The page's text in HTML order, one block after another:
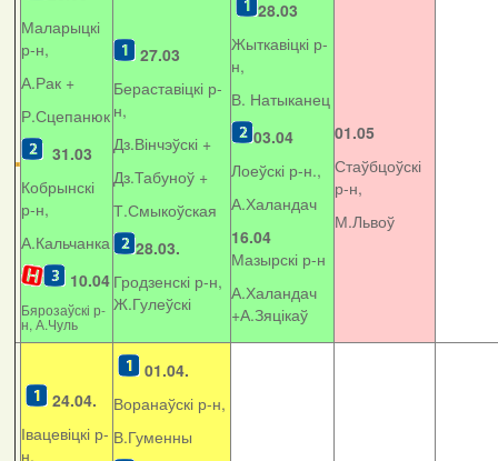
Маларыцкі
р-н,
А.Рак +
Р.Сцепанюк
31.03
Кобрынскі
р-н,
А.Кальчанка
10.04
Бярозаўскі р-
н, А.Чуль
27.03
Бераставіцкі р-
н,
Дз.Вінчэўскі +
Дз.Табуноў +
Т.Смыкоўская
28.03.
Гродзенскі р-н,
Ж.Гулеўскі
28.03
Жыткавіцкі р-
н,
В. Натыканец
03.04
Лоеўскі р-н.,
А.Халандач
16.04
Мазырскі р-н
А.Халандач
+А.Зяцікаў
01.05
Стаўбцоўскі
р-н,
М.Львоў
24.04.
Івацевіцкі р-
н,
01.04.
Воранаўскі р-н,
В.Гуменны